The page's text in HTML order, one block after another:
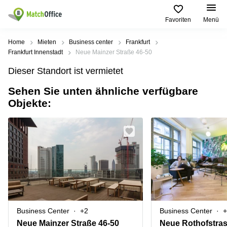
Favoriten Menü
Mieten / Vermieten
Produktseiten
Büro
mieten
center
Coworking
Space
Seminarraum
Virtuelles
Büro
Beliebte
Städte
Büro
mieten
Geschäftsadresse
Hamburg
Geschäftsadresse
mieten
Düsseldorf
Geschäftsadresse
Stuttgart
Büro
Beliebte
Suchanfragen
Regus
Dortmund
Ruhrallee
9
Dortmund
Office Club
Ballindamm
3
Rahel-
Hirsch-
Straße
Hilfe
Über uns
Büro vermieten
Preis
Log-in
Home Mieten Business center
Frankfurt
Frankfurt Innenstadt
Neue Mainzer Straße 46-50
Dieser Standort ist vermietet
Sehen Sie unten ähnliche verfügbare
Objekte:
Business Center +2
Neue Mainzer Straße 46-50
Business Center
Neue